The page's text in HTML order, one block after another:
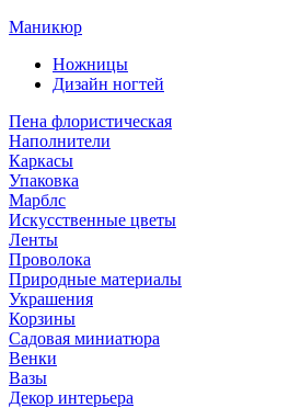
Маникюр
Ножницы
Дизайн ногтей
Пена флористическая
Наполнители
Каркасы
Упаковка
Марблс
Искусственные цветы
Ленты
Проволока
Природные материалы
Украшения
Корзины
Садовая миниатюра
Венки
Вазы
Декор интерьера